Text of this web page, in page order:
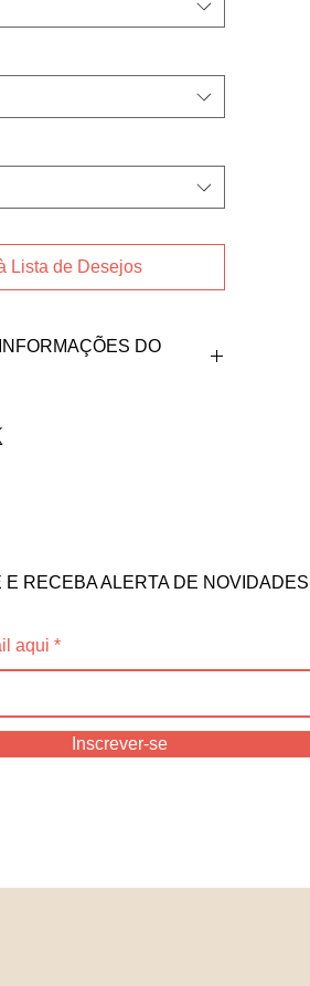
Lista de Desejos
DO
contatos abaixos:
RECEBA ALERTA DE
aqui
Inscrever-se